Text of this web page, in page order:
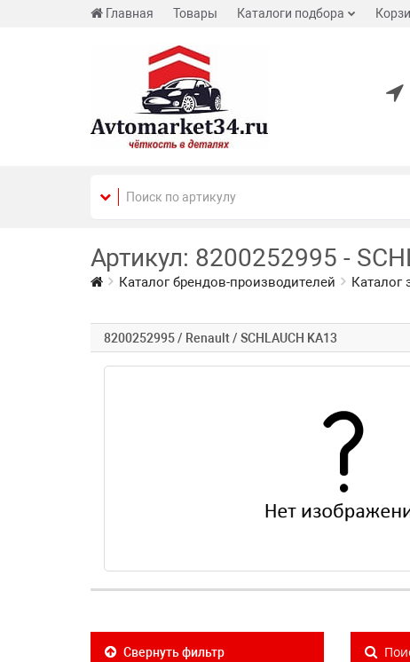
Главная Товары Каталоги подбора
Артикул: 8200252995 -
Каталог брендов-производителей Каталог
8200252995 / Renault / SCHLAUCH KA13
Свернуть фильтр